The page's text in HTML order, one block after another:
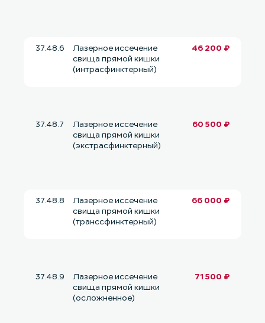
37.48.6
Лазерное иссечение
свища прямой кишки
(интрасфинктерный)
46 200 ₽
37.48.7
Лазерное иссечение
свища прямой кишки
(экстрасфинктерный)
60 500 ₽
37.48.8
Лазерное иссечение
свища прямой кишки
(транссфинктерный)
66 000 ₽
37.48.9
Лазерное иссечение
свища прямой кишки
(осложненное)
71 500 ₽